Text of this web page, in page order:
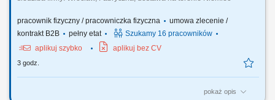
pracownik fizyczny / pracowniczka fizyczna
umowa zlecenie /
kontrakt B2B
pełny etat
Szukamy 16 pracowników
aplikuj szybko
aplikuj bez CV
3 godz.
pokaż opis